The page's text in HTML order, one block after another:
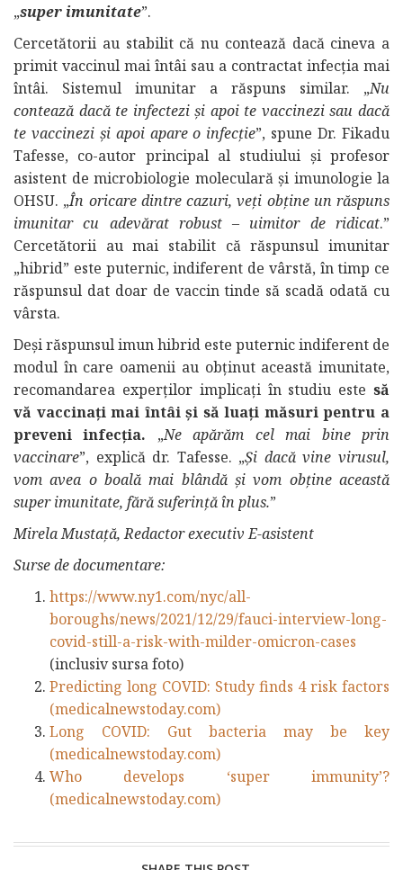
„super imunitate”.
Cercetătorii au stabilit că nu contează dacă cineva a
primit vaccinul mai întâi sau a contractat infecția mai
întâi. Sistemul imunitar a răspuns similar. „Nu
contează dacă te infectezi și apoi te vaccinezi sau dacă
te vaccinezi și apoi apare o infecție”, spune Dr. Fikadu
Tafesse, co-autor principal al studiului și profesor
asistent de microbiologie moleculară și imunologie la
OHSU. „În oricare dintre cazuri, veți obține un răspuns
imunitar cu adevărat robust – uimitor de ridicat.”
Cercetătorii au mai stabilit că răspunsul imunitar
„hibrid” este puternic, indiferent de vârstă, în timp ce
răspunsul dat doar de vaccin tinde să scadă odată cu
vârsta.
Deși răspunsul imun hibrid este puternic indiferent de
modul în care oamenii au obținut această imunitate,
recomandarea experților implicați în studiu este să
vă vaccinați mai întâi și să luați măsuri pentru a
preveni infecția. „Ne apărăm cel mai bine prin
vaccinare”, explică dr. Tafesse. „Și dacă vine virusul,
vom avea o boală mai blândă și vom obține această
super imunitate, fără suferință în plus.”
Mirela Mustață, Redactor executiv E-asistent
Surse de documentare:
https://www.ny1.com/nyc/all-
boroughs/news/2021/12/29/fauci-interview-long-
covid-still-a-risk-with-milder-omicron-cases
(inclusiv sursa foto)
Predicting long COVID: Study finds 4 risk factors
(medicalnewstoday.com)
Long COVID: Gut bacteria may be key
(medicalnewstoday.com)
Who develops ‘super immunity’?
(medicalnewstoday.com)